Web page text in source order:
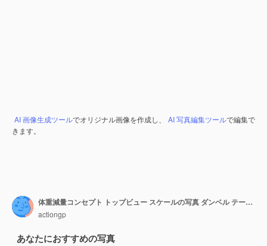
AI 画像生成ツールでオリジナル画像を作成し、 AI 写真編集ツールで編集で
きます。
体重減量コンセプト トップビュー スケールの写真 ダンベル テープ 測量プレート 野菜 ベルペッパー カリフラワー キュウリナッツ 食器 隔離された白い背景にコピースペース
actiongp
あなたにおすすめの写真